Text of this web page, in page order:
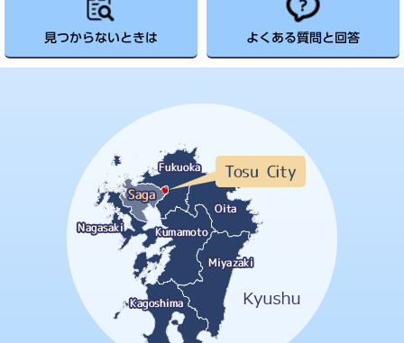
見つからないときは よくある質問と回答